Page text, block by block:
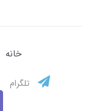
خانه
تلگرام